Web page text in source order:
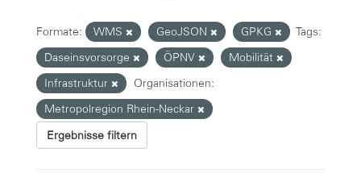
Formate: WMS GeoJSON GPKG
Tags:
Daseinsvorsorge
ÖPNV
Mobilität
Infrastruktur
Organisationen:
Metropolregion Rhein-Neckar
Ergebnisse filtern